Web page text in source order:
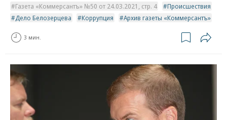
Газета «Коммерсантъ» №50 от 24.03.2021, стр. 4
Происшествия
Дело Белозерцева
Коррупция Архив газеты «Коммерсантъ»
3 мин.